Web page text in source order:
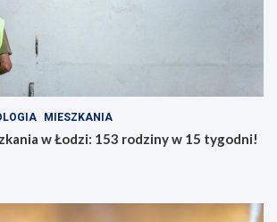
MIESZKANIA
w Łodzi: 153 rodziny w 15 tygodni!